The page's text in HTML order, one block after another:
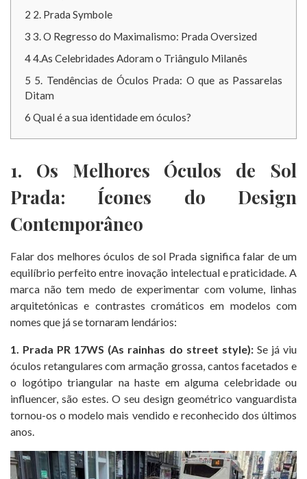
2 2. Prada Symbole
3 3. O Regresso do Maximalismo: Prada Oversized
44.As Celebridades Adoram o Triângulo Milanês
5 5. Tendências de Óculos Prada: O que as Passarelas
Ditam
6 Qual é a sua identidade em óculos?
1. Os Melhores Óculos de Sol
Prada: Ícones do Design
Contemporâneo
Falar dos melhores óculos de sol Prada significa falar de um
equilíbrio perfeito entre inovação intelectual e praticidade. A
marca não tem medo de experimentar com volume, linhas
arquitetónicas e contrastes cromáticos em modelos com
nomes que já se tornaram lendários:
1. Prada PR 17WS (As rainhas do street style):Se já viu
óculos retangulares com armação grossa, cantos facetados e
o logótipo triangular na haste em alguma celebridade ou
influencer, são estes. O seu design geométrico vanguardista
tornou-os o modelo mais vendido e reconhecido dos últimos
anos.